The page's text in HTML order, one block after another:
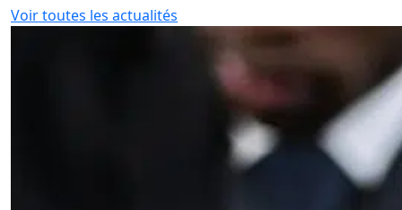
Voir toutes les actualités